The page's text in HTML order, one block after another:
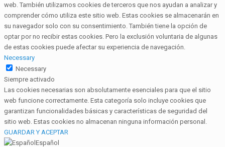
web. También utilizamos cookies de terceros que nos ayudan a analizar y
comprender cómo utiliza este sitio web. Estas cookies se almacenarán en
su navegador solo con su consentimiento. También tiene la opción de
optar por no recibir estas cookies. Pero la exclusión voluntaria de algunas
de estas cookies puede afectar su experiencia de navegación.
Necessary
Necessary
Siempre activado
Las cookies necesarias son absolutamente esenciales para que el sitio
web funcione correctamente. Esta categoría solo incluye cookies que
garantizan funcionalidades básicas y características de seguridad del
sitio web. Estas cookies no almacenan ninguna información personal.
GUARDAR Y ACEPTAR
Español